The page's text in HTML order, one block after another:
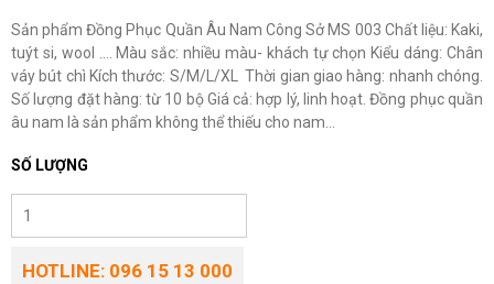
Sản phẩm Đồng Phục Quần Âu Nam Công Sở MS 003 Chất liệu: Kaki,
tuýt si, wool …. Màu sắc: nhiều màu- khách tự chọn Kiểu dáng: Chân
váy bút chì Kích thước: S/M/L/XL Thời gian giao hàng: nhanh chóng.
Số lượng đặt hàng: từ 10 bộ Giá cả: hợp lý, linh hoạt. Đồng phục quần
âu nam là sản phẩm không thể thiếu cho nam...
SỐ LƯỢNG
HOTLINE: 096 15 13 000